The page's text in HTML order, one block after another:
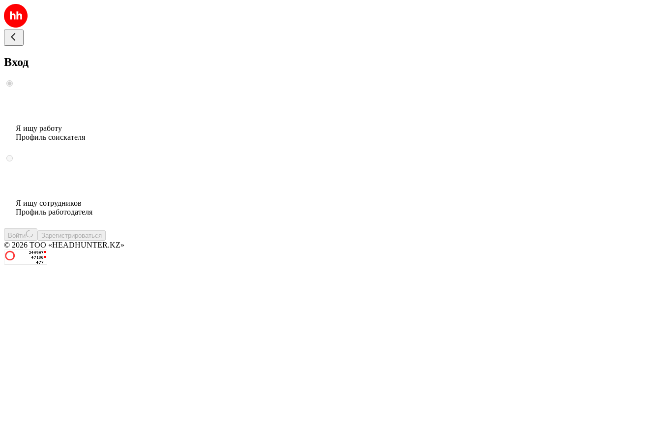
Вход
Я ищу работу
Профиль соискателя
Я ищу сотрудников
Профиль работодателя
Войти Зарегистрироваться
© 2026 ТОО «HEADHUNTER.KZ»